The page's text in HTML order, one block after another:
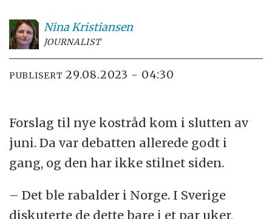
NinaKristiansen
JOURNALIST
PUBLISERT 29.08.2023 - 04:30
Forslag til nye kostråd kom i slutten av
juni. Da var debatten allerede godt i
gang, og den har ikke stilnet siden.
– Det ble rabalder i Norge. I Sverige
diskuterte de dette bare i et par uker,